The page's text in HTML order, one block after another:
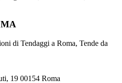
di Tendaggi a Roma, Tende da
19 00154 Roma